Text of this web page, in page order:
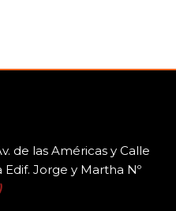
de las Américas y Calle
Edif. Jorge y Martha Nº